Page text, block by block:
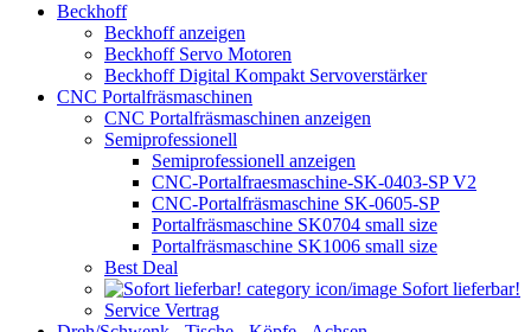
Beckhoff
Beckhoff anzeigen
Beckhoff Servo Motoren
Beckhoff Digital Kompakt Servoverstärker
CNC Portalfräsmaschinen
CNC Portalfräsmaschinen anzeigen
Semiprofessionell
Semiprofessionell anzeigen
CNC-Portalfraesmaschine-SK-0403-SP V2
CNC-Portalfräsmaschine SK-0605-SP
Portalfräsmaschine SK0704 small size
Portalfräsmaschine SK1006 small size
Best Deal
Sofort lieferbar!
Service Vertrag